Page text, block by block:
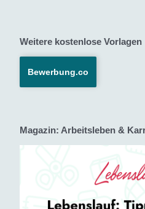
Weitere kostenlose Vorlagen
Bewerbung.co
Magazin: Arbeitsleben &